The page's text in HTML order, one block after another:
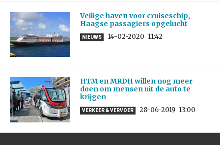
Veilige haven voor cruiseschip,
Haagse passagiers opgelucht
NIEUWS 14-02-2020 11:42
HTM en MRDH willen nog meer
doen om mensen uit de auto te
krijgen
VERKEER & VERVOER 28-06-2019 13:00